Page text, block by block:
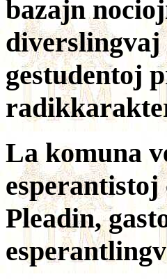
bazajn
gestudentoj
La komuna
esperantistoj
Pleadin,